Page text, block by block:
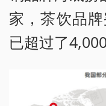
家，茶饮品
已超过了4,000